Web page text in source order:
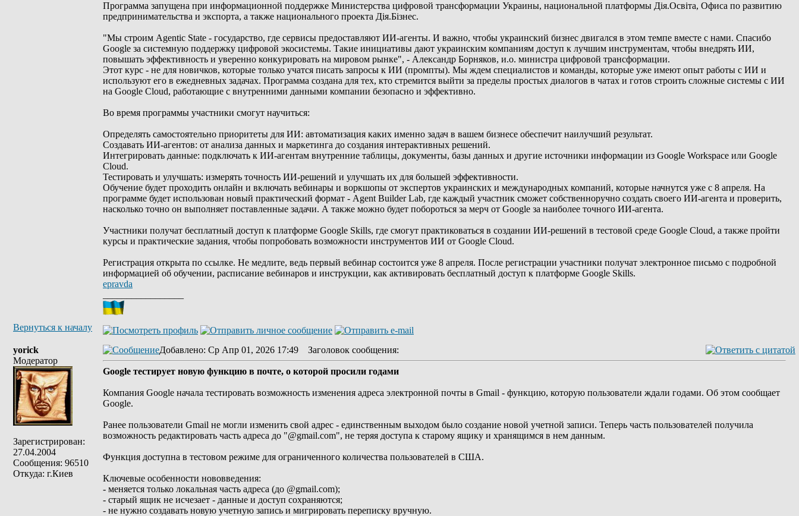
Программа запущена при информационной поддержке Министерства цифровой трансформации Украины, национальной платформы Дія.Освіта, Офиса по развитию
предпринимательства и экспорта, а также национального проекта Дія.Бізнес.
"Мы строим Agentic State - государство, где сервисы предоставляют ИИ-агенты. И важно, чтобы украинский бизнес двигался в этом темпе вместе с нами. Спасибо
Google за системную поддержку цифровой экосистемы. Такие инициативы дают украинским компаниям доступ к лучшим инструментам, чтобы внедрять ИИ,
повышать эффективность и уверенно конкурировать на мировом рынке", - Александр Борняков, и.о. министра цифровой трансформации.
Этот курс - не для новичков, которые только учатся писать запросы к ИИ (промпты). Мы ждем специалистов и команды, которые уже имеют опыт работы с ИИ и
используют его в ежедневных задачах. Программа создана для тех, кто стремится выйти за пределы простых диалогов в чатах и готов строить сложные системы с ИИ
на Google Cloud, работающие с внутренними данными компании безопасно и эффективно.
Во время программы участники смогут научиться:
Определять самостоятельно приоритеты для ИИ: автоматизация каких именно задач в вашем бизнесе обеспечит наилучший результат.
Создавать ИИ-агентов: от анализа данных и маркетинга до создания интерактивных решений.
Интегрировать данные: подключать к ИИ-агентам внутренние таблицы, документы, базы данных и другие источники информации из Google Workspace или Google
Cloud.
Тестировать и улучшать: измерять точность ИИ-решений и улучшать их для большей эффективности.
Обучение будет проходить онлайн и включать вебинары и воркшопы от экспертов украинских и международных компаний, которые начнутся уже с 8 апреля. На
программе будет использован новый практический формат - Agent Builder Lab, где каждый участник сможет собственноручно создать своего ИИ-агента и проверить,
насколько точно он выполняет поставленные задачи. А также можно будет побороться за мерч от Google за наиболее точного ИИ-агента.
Участники получат бесплатный доступ к платформе Google Skills, где смогут практиковаться в создании ИИ-решений в тестовой среде Google Cloud, а также пройти
курсы и практические задания, чтобы попробовать возможности инструментов ИИ от Google Cloud.
Регистрация открыта по ссылке. Не медлите, ведь первый вебинар состоится уже 8 апреля. После регистрации участники получат электронное письмо с подробной
информацией об обучении, расписание вебинаров и инструкции, как активировать бесплатный доступ к платформе Google Skills.
epravda
Вернуться к началу
yorick
Модератор
Зарегистрирован:
27.04.2004
Сообщения: 96510
Откуда: г.Киев
Добавлено: Ср Апр 01, 2026 17:49 Заголовок сообщения:
Google тестирует новую функцию в почте, о которой просили годами
Компания Google начала тестировать возможность изменения адреса электронной почты в Gmail - функцию, которую пользователи ждали годами. Об этом сообщает
Google.
Ранее пользователи Gmail не могли изменить свой адрес - единственным выходом было создание новой учетной записи. Теперь часть пользователей получила
возможность редактировать часть адреса до "@gmail.com", не теряя доступа к старому ящику и хранящимся в нем данным.
Функция доступна в тестовом режиме для ограниченного количества пользователей в США.
Ключевые особенности нововведения:
- меняется только локальная часть адреса (до @gmail.com);
- старый ящик не исчезает - данные и доступ сохраняются;
- не нужно создавать новую учетную запись и мигрировать переписку вручную.